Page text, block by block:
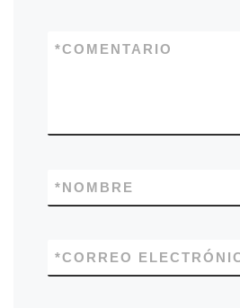
COMENTARIO
*
NOMBRE
*
CORREO
*